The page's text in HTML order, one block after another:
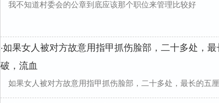
我不知道村委会的公章到底应该那个职位来管理比较好
·如果女人被对方故意用指甲抓伤脸部，二十多处，
破，流血
如果女人被对方故意用指甲抓伤脸部，二十多处，最长的五